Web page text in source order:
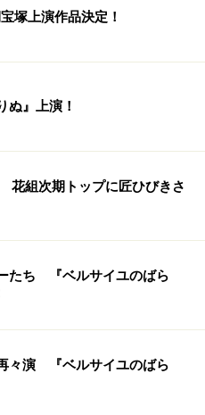
塚上演作品決定！
ぬ』上演！
組次期トップに匠ひびきさ
たち 『ベルサイユのばら
々演 『ベルサイユのばら